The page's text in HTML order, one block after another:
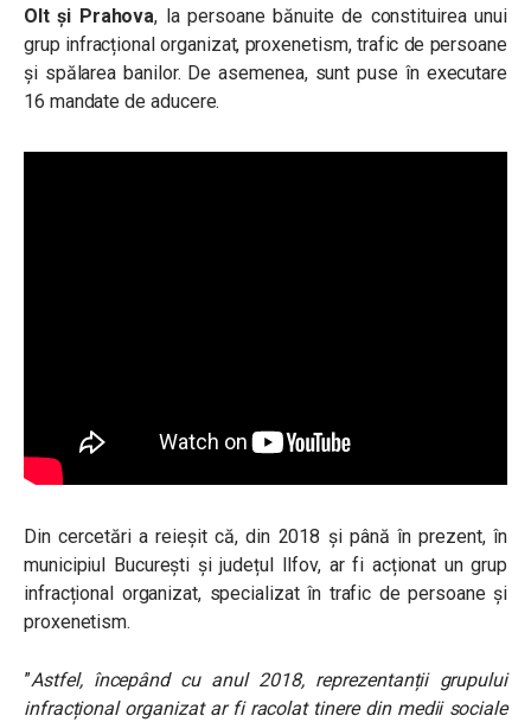
Olt și Prahova, la persoane bănuite de constituirea unui
grup infracțional organizat, proxenetism, trafic de persoane
și spălarea banilor. De asemenea, sunt puse în executare
16 mandate de aducere.
Din cercetări a reieșit că, din 2018 și până în prezent, în
municipiul București și județul Ilfov, ar fi acționat un grup
infracțional organizat, specializat în trafic de persoane și
proxenetism.
”Astfel, începând cu anul 2018, reprezentanții grupului
infracțional organizat ar fi racolat tinere din medii sociale